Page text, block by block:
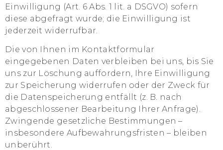
Einwilligung (Art. 6 Abs. 1 lit. a DSGVO) sofern
diese abgefragt wurde; die Einwilligung ist
jederzeit widerrufbar.
Die von Ihnen im Kontaktformular
eingegebenen Daten verbleiben bei uns, bis Sie
uns zur Löschung auffordern, Ihre Einwilligung
zur Speicherung widerrufen oder der Zweck für
die Datenspeicherung entfällt (z. B. nach
abgeschlossener Bearbeitung Ihrer Anfrage).
Zwingende gesetzliche Bestimmungen –
insbesondere Aufbewahrungsfristen – bleiben
unberührt.